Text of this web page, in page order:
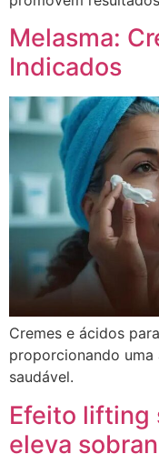
Melasma:
Indicados
Cremes e ácidos
proporcionando uma
saudável.
Efeito lifting
eleva